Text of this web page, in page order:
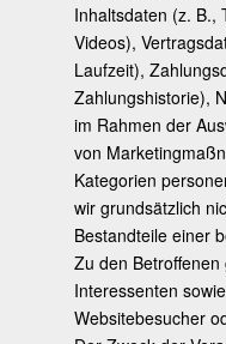
Inhaltsdaten (z. B.,
Videos),
Laufzeit),
Zahlungshistorie),
im Rahmen der
von
Kategorien
wir grundsätzlich
Bestandteile einer
Zu den
Interessenten
Websitebesucher